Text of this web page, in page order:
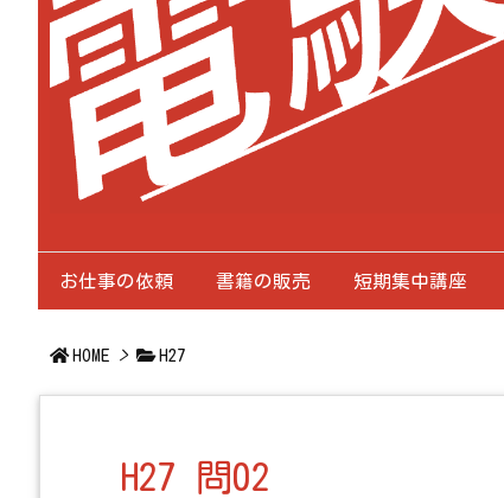
お仕事の依頼 書籍の販売 短期集中講座
HOME > H27
H27 問02